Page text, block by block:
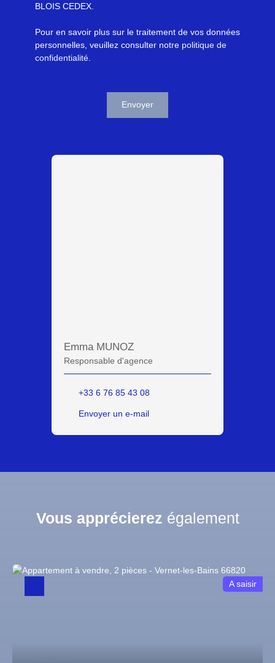
BLOIS CEDEX.
Pour en savoir plus sur le traitement de vos données
personnelles, veuillez consulter notre politique de
confidentialité
Envoyer
Emma MUNOZ
Responsable d'agence
+33 6 76 85 43 08
Envoyer un e-mail
Vous apprécierez également
A saisir